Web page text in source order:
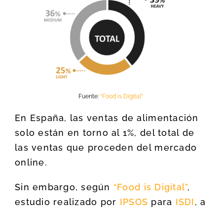
Fuente: “Food is Digital”
En España, las ventas de alimentación
solo están en torno al 1%, del total de
las ventas que proceden del mercado
online.
Sin embargo, según “Food is Digital”,
estudio realizado por IPSOS para ISDI, a